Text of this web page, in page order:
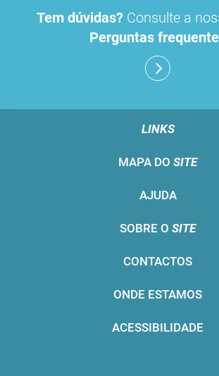
Tem dúvidas? Consulte a
Perguntas
LINKS
MAPA DO SITE
AJUDA
SOBRE O SITE
CONTACTOS
ONDE ESTAMOS
ACESSIBILIDADE